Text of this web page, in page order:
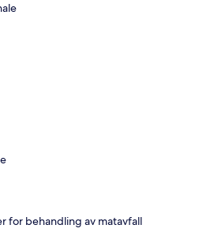
for behandling av matavfall